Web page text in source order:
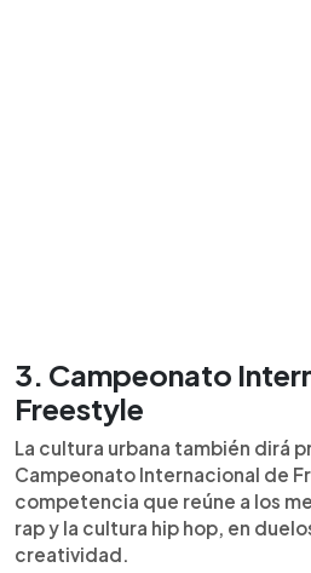
3. Campeonato
Freestyle
La cultura urbana también dirá
Campeonato Internacional de
competencia que reúne a los
rap y la cultura hip hop, en
creatividad.